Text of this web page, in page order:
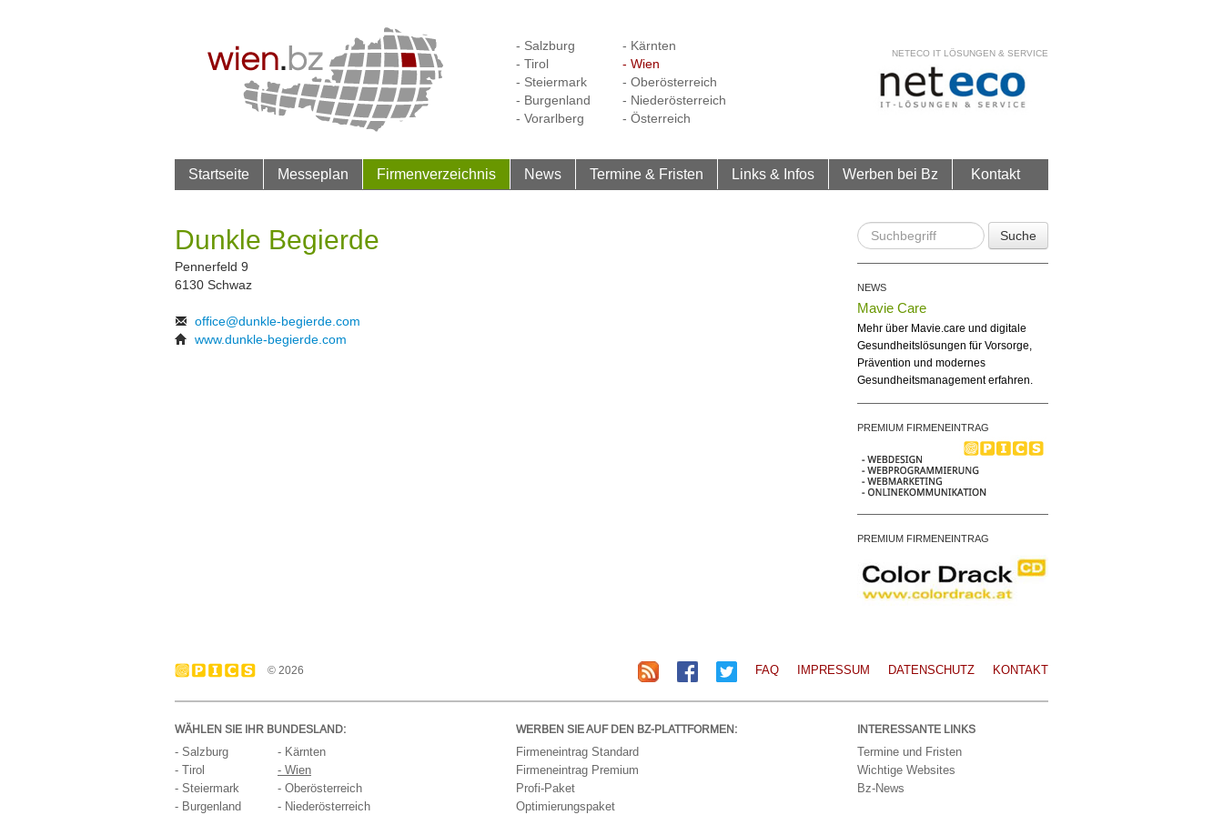
- Salzburg
- Tirol
- Steiermark
- Burgenland
- Vorarlberg
- Kärnten
- Wien
- Oberösterreich
- Niederösterreich
- Österreich
NETECO IT LÖSUNGEN & SERVICE
Startseite Messeplan Firmenverzeichnis News Termine & Fristen Links & Infos Werben bei Bz Kontakt
Dunkle Begierde
Pennerfeld 9
6130 Schwaz
office@dunkle-begierde.com
www.dunkle-begierde.com
Suche
NEWS
Mavie Care
Mehr über Mavie.care und digitale
Gesundheitslösungen für Vorsorge,
Prävention und modernes
Gesundheitsmanagement erfahren.
PREMIUM FIRMENEINTRAG
PREMIUM FIRMENEINTRAG
© 2026 FAQ IMPRESSUM DATENSCHUTZ KONTAKT
WÄHLEN SIE IHR BUNDESLAND:
- Salzburg
- Tirol
- Steiermark
- Burgenland
- Kärnten
- Wien
- Oberösterreich
- Niederösterreich
WERBEN SIE AUF DEN BZ-PLATTFORMEN:
Firmeneintrag Standard
Firmeneintrag Premium
Profi-Paket
Optimierungspaket
INTERESSANTE LINKS
Termine und Fristen
Wichtige Websites
Bz-News